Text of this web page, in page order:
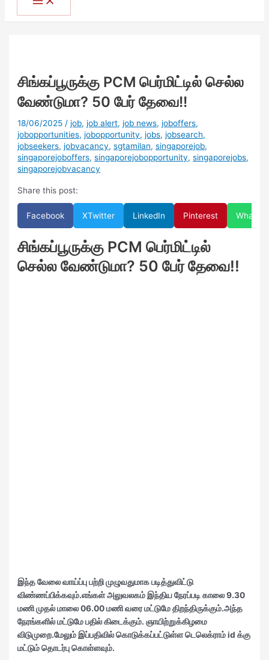
சிங்கப்பூருக்கு PCM பெர்மிட்டில் செல்ல
வேண்டுமா? 50 பேர் தேவை!!
18/06/2025 /job,job alert,job news,joboffers,
jobopportunities,jobopportunity,jobs,jobsearch,
jobseekers,jobvacancy,sgtamilan,singaporejob,
singaporejoboffers,singaporejobopportunity,singaporejobs,
singaporejobvacancy
Share this post:
Facebook XTwitter LinkedIn Pinterest
சிங்கப்பூருக்கு PCM பெர்மிட்டில்
செல்ல வேண்டுமா? 50 பேர் தேவை!!
இந்த வேலை வாய்ப்பு பற்றி முழுவதுமாக படித்துவிட்டு
விண்ணப்பிக்கவும்.எங்கள் அலுவலகம் இந்திய நேரப்படி காலை 9.30
மணி முதல் மாலை 06.00 மணி வரை மட்டுமே திறந்திருக்கும்.அந்த
நேரங்களில் மட்டுமே பதில் கிடைக்கும். ஞாயிற்றுக்கிழமை
விடுமுறை.மேலும் இப்பதிவில் கொடுக்கப்பட்டுள்ள டெலெக்ராம் id க்கு
மட்டும் தொடர்பு கொள்ளவும்.